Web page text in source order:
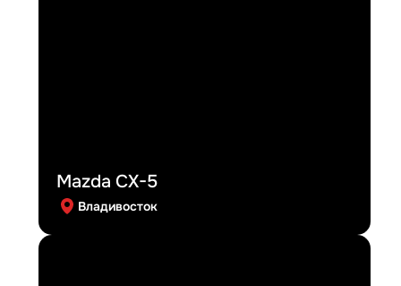
Mazda CX-5
Владивосток